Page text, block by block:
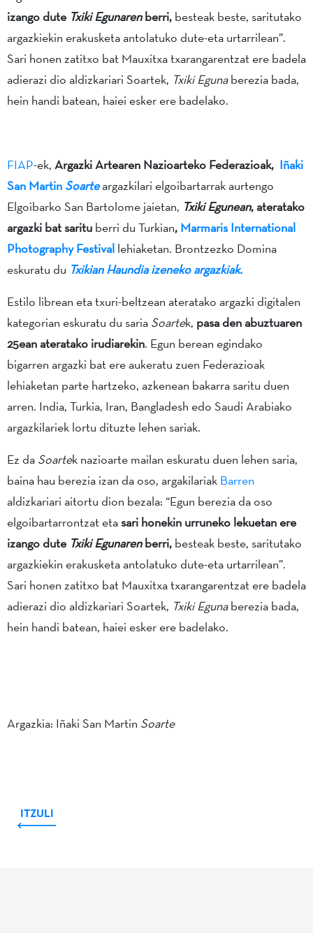
izango dute Txiki Egunarenberri, besteak beste, saritutako
argazkiekin erakusketa antolatuko dute-eta urtarrilean”.
Sari honen zatitxo bat Mauxitxa txarangarentzat ere badela
adierazi dio aldizkariari Soartek, Txiki Egunaberezia bada,
hein handi batean, haiei esker ere badelako.
FIAP-ek, Argazki Artearen Nazioarteko Federazioak, Iñaki
San Martin Soarte argazkilari elgoibartarrak aurtengo
Elgoibarko San Bartolome jaietan, Txiki Egunean, ateratako
argazki bat saritu berri du Turkian, Marmaris International
Photography Festival lehiaketan. Brontzezko Domina
eskuratu du Txikian Haundia izeneko argazkiak.
Estilo librean eta txuri-beltzean ateratako argazki digitalen
kategorian eskuratu du saria Soartek, pasa den abuztuaren
25ean ateratako irudiarekin. Egun berean egindako
bigarren argazki bat ere aukeratu zuen Federazioak
lehiaketan parte hartzeko, azkenean bakarra saritu duen
arren. India, Turkia, Iran, Bangladesh edo Saudi Arabiako
argazkilariek lortu dituzte lehen sariak.
Ez da Soartek nazioarte mailan eskuratu duen lehen saria,
baina hau berezia izan da oso, argakilariak Barren
aldizkariari aitortu dion bezala: “Egun berezia da oso
elgoibartarrontzat etasari honekin urruneko lekuetan ere
izango dute Txiki Egunarenberri, besteak beste, saritutako
argazkiekin erakusketa antolatuko dute-eta urtarrilean”.
Sari honen zatitxo bat Mauxitxa txarangarentzat ere badela
adierazi dio aldizkariari Soartek, Txiki Egunaberezia bada,
hein handi batean, haiei esker ere badelako.
Argazkia: Iñaki San Martin Soarte
ITZULI